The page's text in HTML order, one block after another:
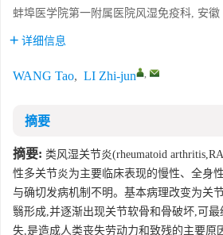
蚌埠医学院第一附属医院风湿免疫科, 安徽
详细信息
WANG Tao, LI Zhi-jun ,
摘要
摘要: 类风湿关节炎(rheumatoid
性多关节炎为主要临床表现的慢性、全身
与确切发病机制不明。基本病理改变为关
翳形成,并逐渐出现关节软骨和骨破坏,可
失,是造成人类丧失劳动力和致残的主要原